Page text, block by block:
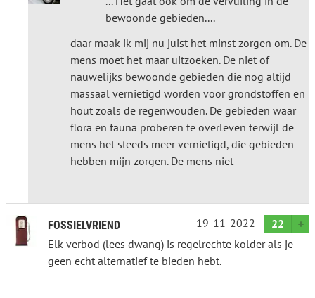
bewoonde gebieden....
daar maak ik mij nu juist het minst zorgen om. De
mens moet het maar uitzoeken. De niet of
nauwelijks bewoonde gebieden die nog altijd
massaal vernietigd worden voor grondstoffen en
hout zoals de regenwouden. De gebieden waar
flora en fauna proberen te overleven terwijl de
mens het steeds meer vernietigd, die gebieden
hebben mijn zorgen. De mens niet
FOSSIELVRIEND 19-11-2022
22
Elk verbod (lees dwang) is regelrechte kolder als je
geen echt alternatief te bieden hebt.